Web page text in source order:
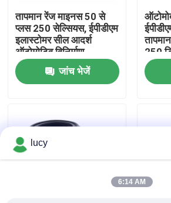
होम
उत्पाद
तापमान रेंज माइनस 50 से
प्लस 250 सेल्सियस, ईपीडीएम
इलास्टोमर सील आदर्श
ऑटोमोटिव विनिर्माण
अनुप्रयोग, टिकाऊ सीलिंग
समाधान
जांच भेजें
250
lucy
6:14 AM